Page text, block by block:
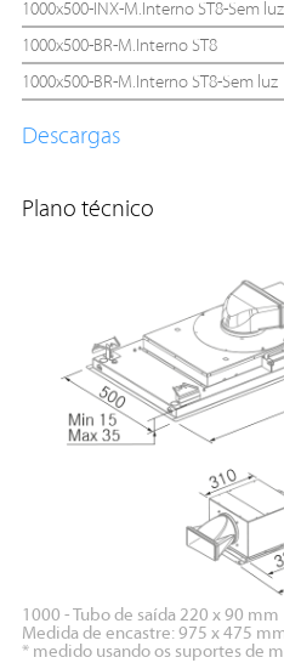
1000x500-INX-M.Interno ST8-Sem luz
1000x500-BR-M.Interno ST8
1000x500-BR-M.Interno ST8-Sem luz
Descargas
Plano técnico
1000 - Tubo de saída 220 x 90 mm
Medida de encastre: 975 x 475
* medido usando os suportes de